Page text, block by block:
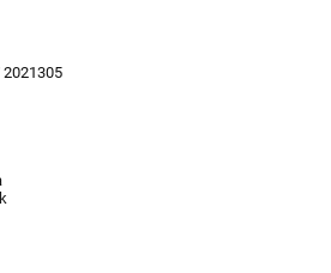
2021305